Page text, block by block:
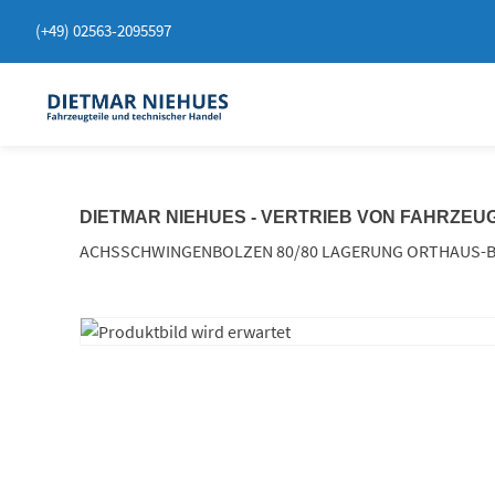
zum
(+49) 02563-2095597
DIETMAR NIEHUES - VERTRIEB VON
ACHSSCHWINGENBOLZEN 80/80 LAGERUNG ORTHAUS-